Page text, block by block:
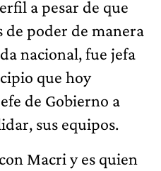
a pesar de que
de poder de manera
nacional, fue jefa
que hoy
de Gobierno a
sus equipos.
Macri y es quien